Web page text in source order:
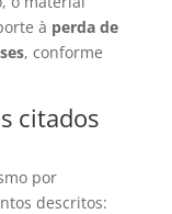
à perda de
, conforme
citados
por
descritos: